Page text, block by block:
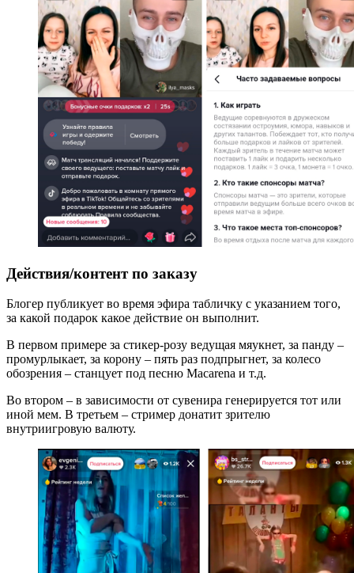
Действия/контент по заказу
Блогер публикует во время эфира табличку с указанием того,
за какой подарок какое действие он выполнит.
В первом примере за стикер-розу ведущая мяукнет, за панду –
промурлыкает, за корону – пять раз подпрыгнет, за колесо
обозрения – станцует под песню Macarena и т.д.
Во втором – в зависимости от сувенира генерируется тот или
иной мем. В третьем – стример донатит зрителю
внутриигровую валюту.